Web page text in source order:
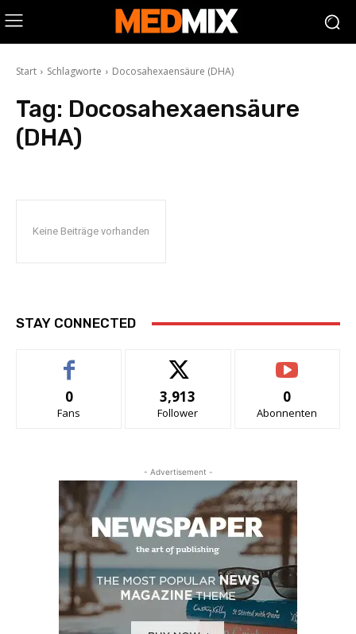
Start Schlagworte Docosahexaensäure (DHA)
Tag: Docosahexaensäure
(DHA)
Keine Beiträge vorhanden
STAY CONNECTED
0
Fans
3,913
Follower
0
Abonnenten
- Advertisement -